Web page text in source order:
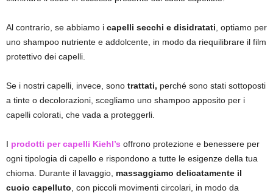
Al contrario, se abbiamo i capelli secchi e disidratati , optiamo per
uno shampoo nutriente e addolcente, in modo da riequilibrare il film
protettivo dei capelli.
Se i nostri capelli, invece, sono trattati, perché sono stati sottoposti
a tinte o decolorazioni, scegliamo uno shampoo apposito per i
capelli colorati, che vada a proteggerli.
I prodotti per capelli Kiehl’s offrono protezione e benessere per
ogni tipologia di capello e rispondono a tutte le esigenze della tua
chioma. Durante il lavaggio, massaggiamo delicatamente il
cuoio capelluto , con piccoli movimenti circolari, in modo da